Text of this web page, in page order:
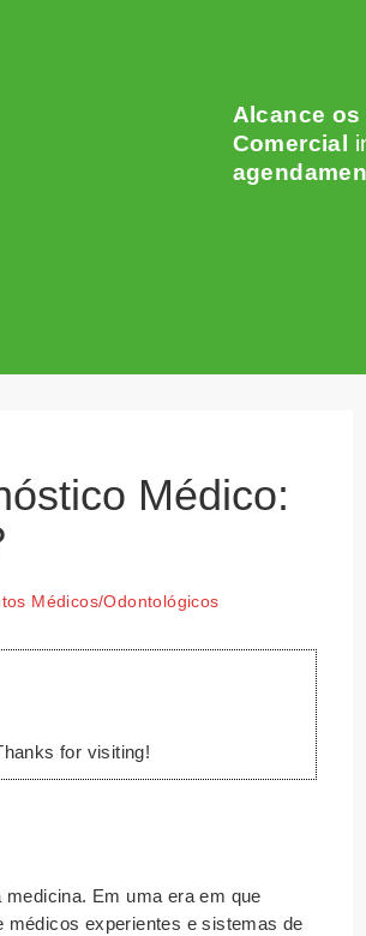
Alcance
Comercial
Médico:
Médicos/Odontológicos
for visiting!
Em uma era em que
experientes e sistemas de